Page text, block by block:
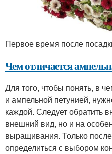
Первое время после
Чем отличается
Для того, чтобы понять, в
и ампельной петунией,
каждой. Следует обратить
внешний вид, но и на
выращивания. Только
определиться с выбором